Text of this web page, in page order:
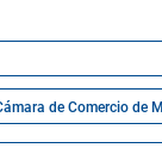
de Comercio de